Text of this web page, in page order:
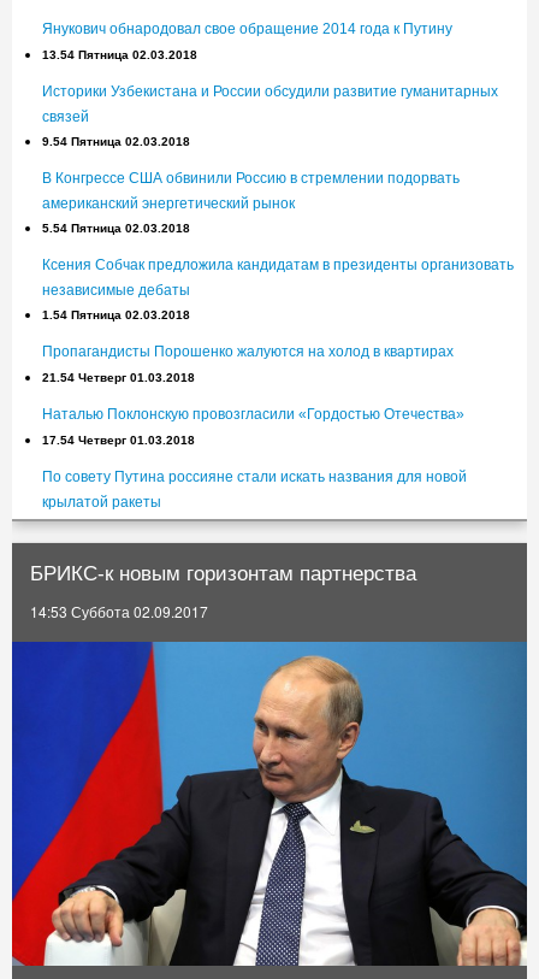
Янукович обнародовал свое обращение 2014 года к Путину
13.54 Пятница 02.03.2018
Историки Узбекистана и России обсудили развитие гуманитарных
связей
9.54 Пятница 02.03.2018
В Конгрессе США обвинили Россию в стремлении подорвать
американский энергетический рынок
5.54 Пятница 02.03.2018
Ксения Собчак предложила кандидатам в президенты организовать
независимые дебаты
1.54 Пятница 02.03.2018
Пропагандисты Порошенко жалуются на холод в квартирах
21.54 Четверг 01.03.2018
Наталью Поклонскую провозгласили «Гордостью Отечества»
17.54 Четверг 01.03.2018
По совету Путина россияне стали искать названия для новой
крылатой ракеты
13.54 Четверг 01.03.2018
Криминализация журналистики
Социологи сравнили благосостояние жителей разных стран
5.54 Четверг 01.03.2018
Мать сделала ребенка инвалидом ради социальных выплат
1.54 Четверг 01.03.2018
Имя Бориса Немцова увековечат в Москве
21.56 Среда 28.02.2018
Борис Немцов был настоящим патриотом
17.54 Среда 28.02.2018
«Стране не нужны образованные люди — ими трудно управлять»
13.54 Среда 28.02.2018
Выплаты военным: новый закон о начислении надбавок вступает в
БРИКС-к новым горизонтам партнерства
14:53 Суббота 02.09.2017